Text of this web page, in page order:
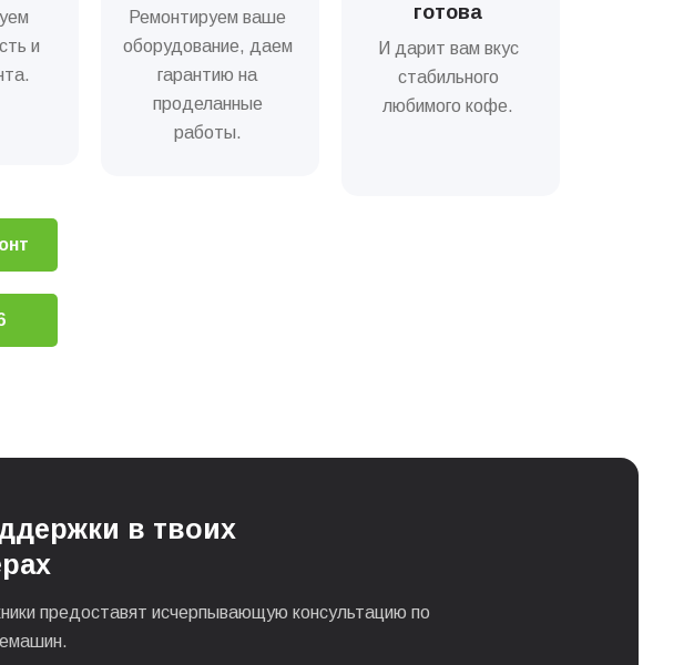
0 грн
и
Ремонтируем ваше
оборудование, даем
гарантию на
проделанные
работы.
готова
И дарит вам вкус
стабильного
любимого кофе.
в твоих
предоставят исчерпывающую консультацию по